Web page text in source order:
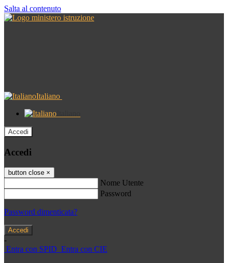
Salta al contenuto
Italiano
Accedi
Accedi
button close ×
Nome Utente
Password
Password dimenticata?
-
Entra con SPID Entra con CIE